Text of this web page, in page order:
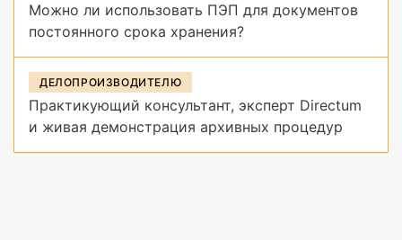
Можно ли использовать ПЭП для документов
постоянного срока хранения?
ДЕЛОПРОИЗВОДИТЕЛЮ
Практикующий консультант, эксперт Directum
и живая демонстрация архивных процедур